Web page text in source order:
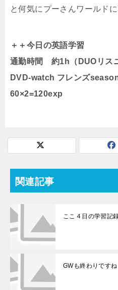
と何気にプーさんワールド
＋＋今日の英語学習
通勤時間 約1h（DUOリス
DVD-watch フレンズ
60×2=120exp
関連記事
ここ４日の学習記
GWも終わりですね